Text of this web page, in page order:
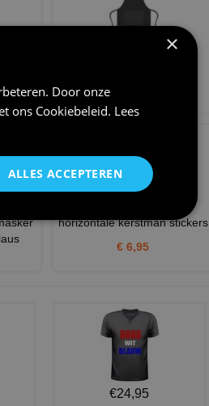
mok
€ 22,95
horizontale kerstman stickers
€ 6,95
€24,95
×
Door onze
ons Cookiebeleid. Lees
ALLES ACCEPTEREN